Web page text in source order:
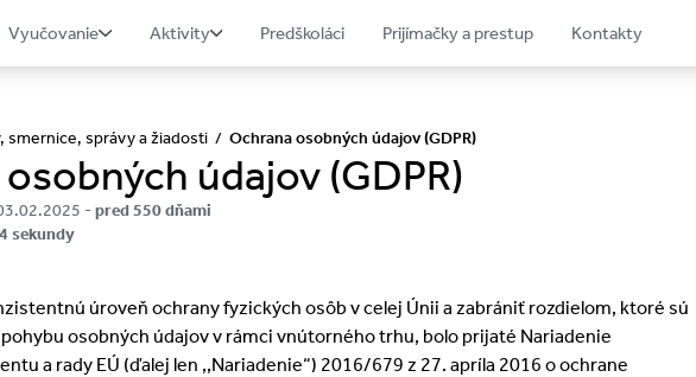
Vyučovanie Aktivity Predškoláci Prijímačky a prestup Kontakty
smernice, správy a žiadosti / Ochrana osobných údajov (GDPR)
údajov (GDPR)
- pred 550 dňami
sekundy
úroveň ochrany fyzických osôb v celej Únii a zabrániť rozdielom, ktoré sú
osobných údajov v rámci vnútorného trhu, bolo prijaté Nariadenie
a rady EÚ (ďalej len ,,Nariadenie“) 2016/679 z 27. apríla 2016 o ochrane